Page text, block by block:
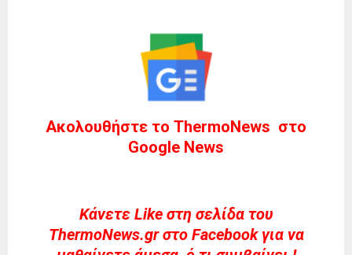
Ακολουθήστε το ThermoNews στο
Google News
Kάνετε Like στη σελίδα του
ThermoNews.gr στο Facebook για να